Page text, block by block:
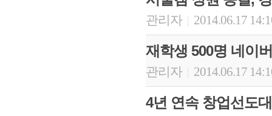
관리자 2014.06.17
재학생 500명 네이
관리자 2014.06.17
4년 연속 창업선도